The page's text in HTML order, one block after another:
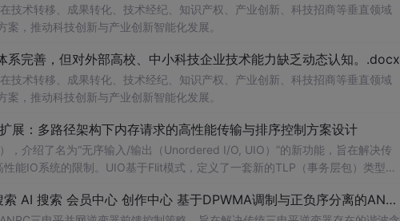
技术转移、成果转化、技术经纪、知识产权、产业创新、科技招商等垂直领域
，推动科技创新与产业创新智能化发展。
系完善，但对外部高校、中小科技企业技术能力缺乏动态认知。.docx
技术转移、成果转化、技术经纪、知识产权、产业创新、科技招商等垂直领域
，推动科技创新与产业创新智能化发展。
展：多路径架构下内存请求的高性能传输与排序控制方案设计
，介绍了名为“无序输入/输出（Unordered I/O, UIO）”的新功能，旨在解决传
能IO系统的限制。UIO基于Flit模式，定义了一套新的TLP（事务层包）类型和
博客 下载 社区 AtomGit 模型市场 搜CSDN 搜索 AI 搜索 会员中心 创作中心 基于DPWMA调制与正负序分离的ANPC三电平并网逆变器前馈控制策略研究（Simulink仿真实现）